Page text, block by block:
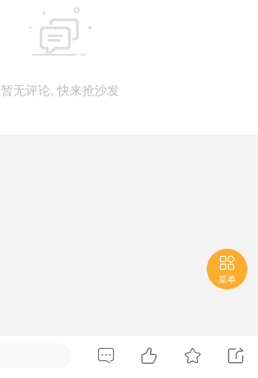

暂无评论, 快来抢沙发

菜单
   